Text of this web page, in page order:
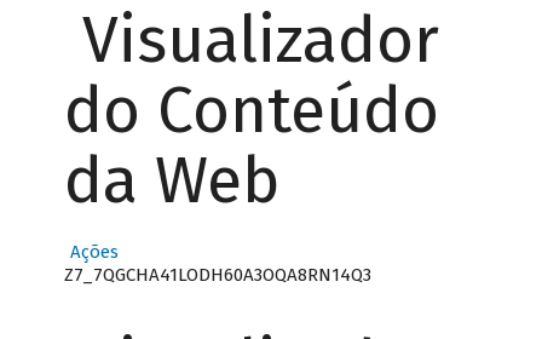
Visualizador
do Conteúdo
da Web
Ações
Z7_7QGCHA41LODH60A3OQA8RN14Q3